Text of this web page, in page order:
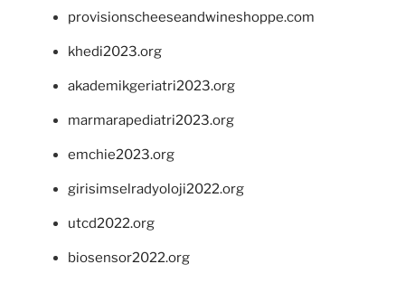
provisionscheeseandwineshoppe.com
khedi2023.org
akademikgeriatri2023.org
marmarapediatri2023.org
emchie2023.org
girisimselradyoloji2022.org
utcd2022.org
biosensor2022.org